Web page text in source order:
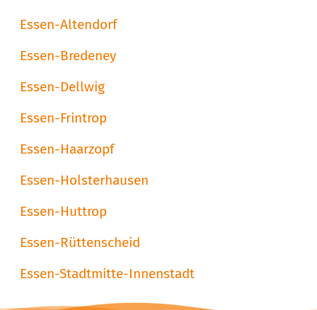
Essen-Altendorf
Essen-Bredeney
Essen-Dellwig
Essen-Frintrop
Essen-Haarzopf
Essen-Holsterhausen
Essen-Huttrop
Essen-Rüttenscheid
Essen-Stadtmitte-Innenstadt